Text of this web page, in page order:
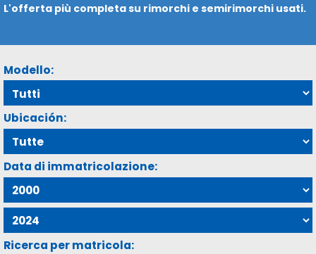
L'offerta più completa su rimorchi e semirimorchi usati.
Modello:
Ubicación:
Data di immatricolazione:
Ricerca per matricola: